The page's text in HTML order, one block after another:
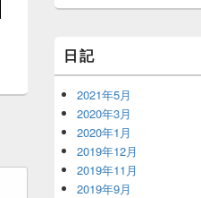
日記
2021年5月
2020年3月
2020年1月
2019年12月
2019年11月
2019年9月